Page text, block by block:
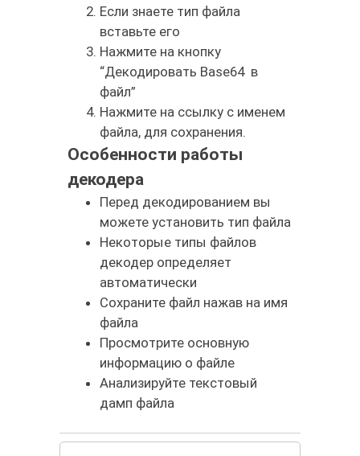
Если знаете тип файла
вставьте его
Нажмите на кнопку
“Декодировать Base64 в
файл”
Нажмите на ссылку с именем
файла, для сохранения.
Особенности работы
декодера
Перед декодированием вы
можете установить тип файла
Некоторые типы файлов
декодер определяет
автоматически
Сохраните файл нажав на имя
файла
Просмотрите основную
информацию о файле
Анализируйте текстовый
дамп файла